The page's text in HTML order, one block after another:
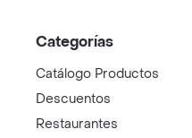
Categorías
Catálogo Productos
Descuentos
Restaurantes